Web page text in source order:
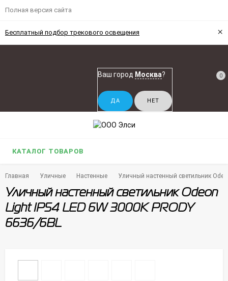
Полная версия сайта
Бесплатный подбор трекового освещения ×
Ваш город Москва? 0
КАТАЛОГ ТОВАРОВ
Главная Уличные Настенные Уличный настенный светильник
Уличный настенный светильник Odeon
Light IP54 LED 6W 3000K PRODY
6636/6BL